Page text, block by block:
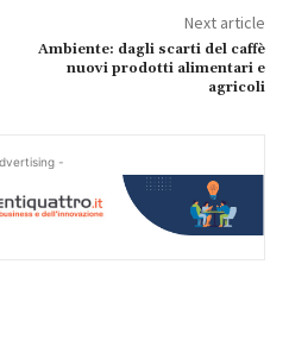
Next article
Ambiente: dagli scarti del caffè
nuovi prodotti alimentari e
agricoli
-